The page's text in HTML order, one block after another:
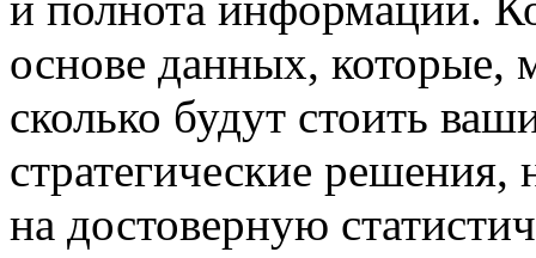
основе данных, которые,
сколько будут стоить
стратегические решения,
на достоверную